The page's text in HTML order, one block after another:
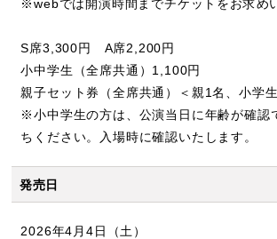
※webでは開演時間までチケットをお求め
S席3,300円 A席2,200円
小中学生（全席共通）1,100円
親子セット券（全席共通）＜親1名、小学
※小中学生の方は、公演当日に年齢が確認
ちください。入場時に確認いたします。
発売日
2026年4月4日（土）